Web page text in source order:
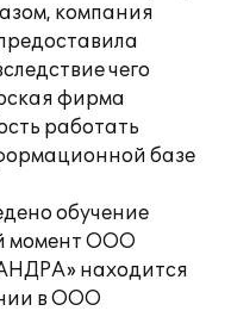
компания
чего
фирма
работать
базе
обучение
момент ООО
находится
в ООО